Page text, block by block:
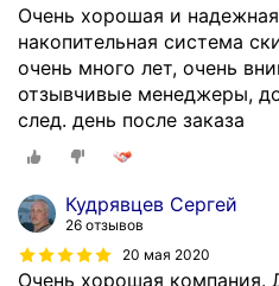
Очень хорошая и
накопительная система
очень много лет, очень
отзывчивые менеджеры,
след. день после заказа
Кудрявцев Сергей
26 отзывов
20 мая 2020
Очень хорошая компания.